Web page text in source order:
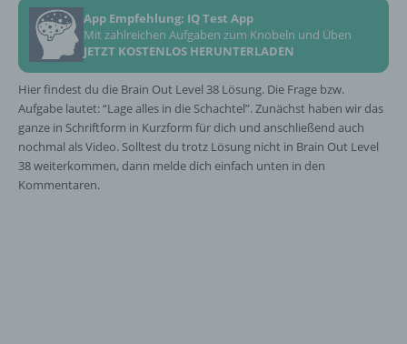
App Empfehlung: IQ Test App
Mit zahlreichen Aufgaben zum Knobeln und Üben
JETZT KOSTENLOS HERUNTERLADEN
Hier findest du die Brain Out Level 38 Lösung. Die Frage bzw.
Aufgabe lautet: “Lage alles in die Schachtel”. Zunächst haben wir das
ganze in Schriftform in Kurzform für dich und anschließend auch
nochmal als Video. Solltest du trotz Lösung nicht in Brain Out Level
38 weiterkommen, dann melde dich einfach unten in den
Kommentaren.